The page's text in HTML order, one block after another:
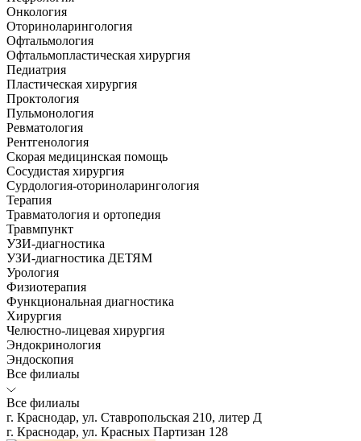
Онкология
Оториноларингология
Офтальмология
Офтальмопластическая хирургия
Педиатрия
Пластическая хирургия
Проктология
Пульмонология
Ревматология
Рентгенология
Скорая медицинская помощь
Сосудистая хирургия
Сурдология-оториноларингология
Терапия
Травматология и ортопедия
Травмпункт
УЗИ-диагностика
УЗИ-диагностика ДЕТЯМ
Урология
Физиотерапия
Функциональная диагностика
Хирургия
Челюстно-лицевая хирургия
Эндокринология
Эндоскопия
Все филиалы
Все филиалы
г. Краснодар, ул. Ставропольская 210, литер Д
г. Краснодар, ул. Красных Партизан 128